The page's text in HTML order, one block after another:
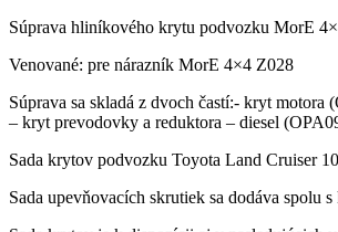
Diesel
pre
Z028
Súprava hliníkového krytu podvozku MorE
Venované: pre nárazník MorE 4×4 Z028
Súprava sa skladá z dvoch častí:- kryt motora
– kryt prevodovky a reduktora – diesel
Sada krytov podvozku Toyota Land Cruiser
Sada upevňovacích skrutiek sa dodáva spolu